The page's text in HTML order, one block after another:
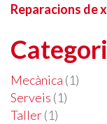
Reparacions de
Mecànica (1)
Serveis (1)
Taller(1)